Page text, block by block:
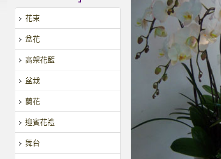
花束
盆花
高架花籃
盆栽
蘭花
迎賓花禮
舞台